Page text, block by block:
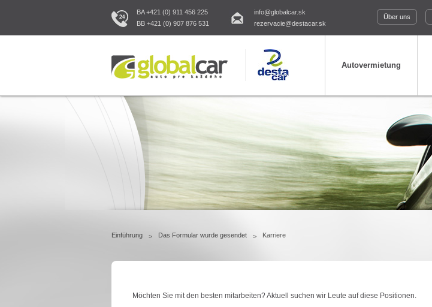
BA +421 (0) 911 456 225
BB +421 (0) 907 876 531
info@globalcar.sk
rezervacie@destacar.sk
Über uns
Autovermietung
Einführung > Das Formular wurde gesendet > Karriere
Möchten Sie mit den besten mitarbeiten? Aktuell suchen wir Leute auf diese Positionen.